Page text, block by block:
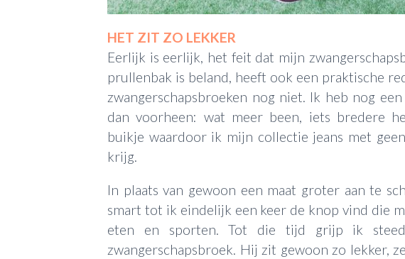
HET ZIT ZO LEKKER
Eerlijk is eerlijk, het feit dat mijn
prullenbak is beland, heeft ook een praktische
zwangerschapsbroeken nog niet. Ik heb nog
dan voorheen: wat meer been, iets bredere
buikje waardoor ik mijn collectie jeans met
krijg.
In plaats van gewoon een maat groter aan te
smart tot ik eindelijk een keer de knop vind die
eten en sporten. Tot die tijd grijp ik
zwangerschapsbroek. Hij zit gewoon zo lekker,